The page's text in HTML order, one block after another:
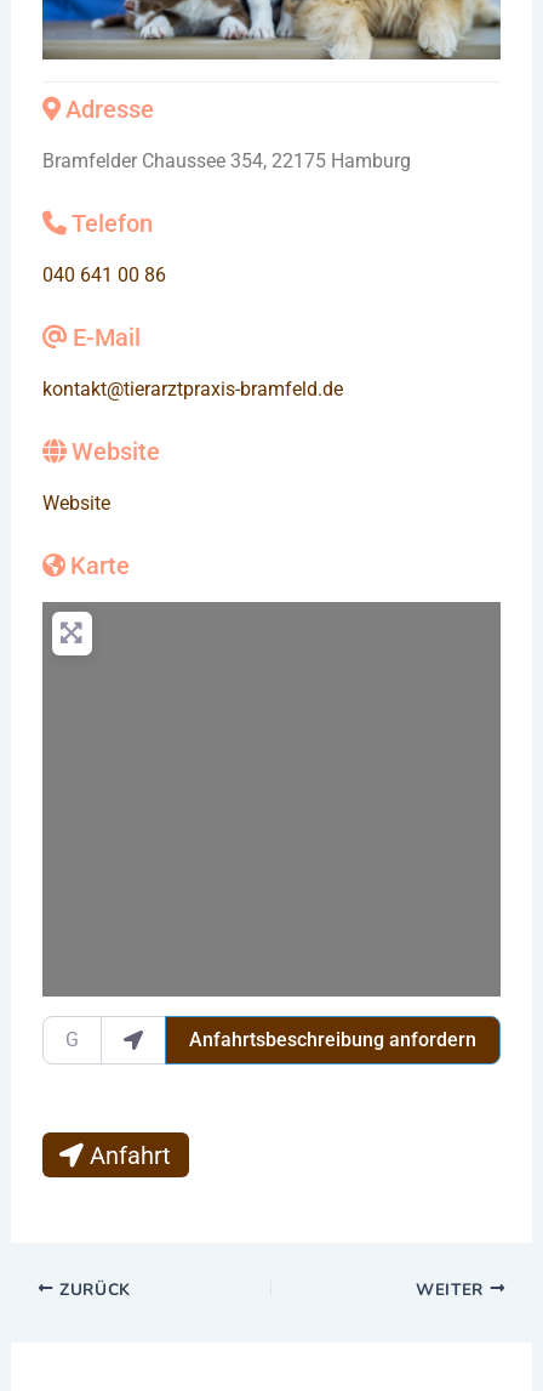
Adresse
Bramfelder Chaussee 354, 22175 Hamburg
Telefon
040 641 00 86
E-Mail
kontakt@tierarztpraxis-bramfeld.de
Website
Website
Karte
Gib deinen Standort ein.Anfahrtsbeschreibung anfordern
Anfahrt
ZURÜCK WEITER